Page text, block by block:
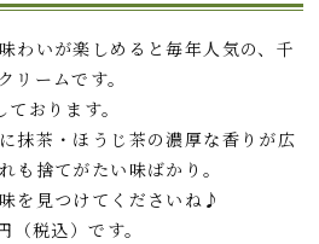
わいが楽しめると毎年人気の、千
リームです。
おります。
抹茶・ほうじ茶の濃厚な香りが広
も捨てがたい味ばかり。
を見つけてくださいね♪
税込）です。